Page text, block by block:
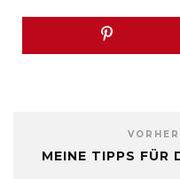
MEINE TIPPS FÜR